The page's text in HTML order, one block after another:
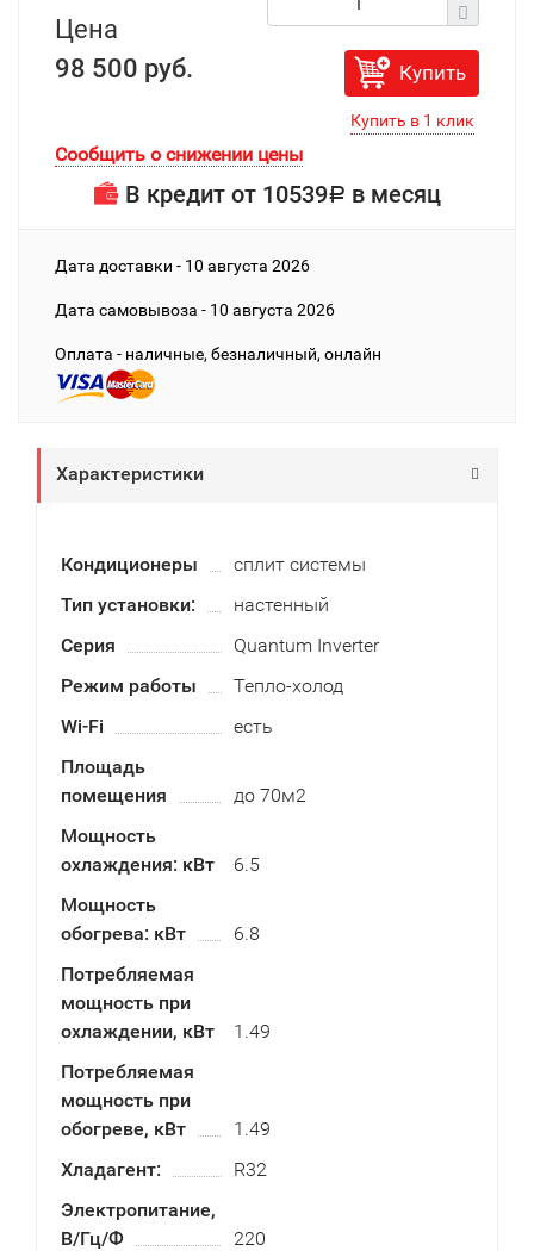
Цена
98 500 руб.
Купить
Сообщить о снижении цены
В кредит от 10539Р в месяц
Дата доставки - 10 августа 2026
Дата cамовывоза - 10 августа 2026
Оплата - наличные, безналичный, онлайн
Характеристики
Кондиционеры
сплит системы
Тип установки:
настенный
Серия
Quantum Inverter
Режим работы
Тепло-холод
Wi-Fi
есть
Площадь
помещения
до 70м2
Мощность
охлаждения: кВт
6.5
Мощность
обогрева: кВт
6.8
Потребляемая
мощность при
охлаждении, кВт
1.49
Потребляемая
мощность при
обогреве, кВт
1.49
Хладагент:
R32
Электропитание,
В/Гц/Ф
220